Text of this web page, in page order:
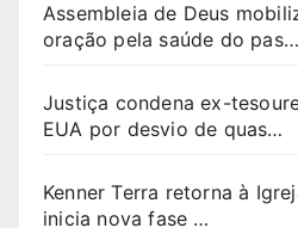
Assembleia de Deus
oração pela saúde do pas…
Justiça condena ex-
EUA por desvio de quas…
Kenner Terra retorna à
inicia nova fase …